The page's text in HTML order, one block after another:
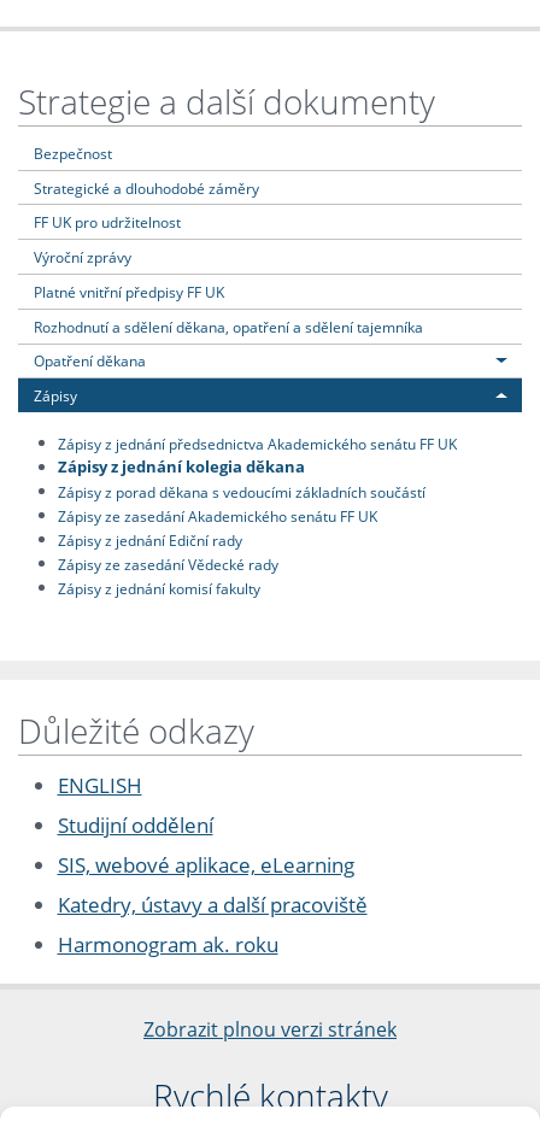
Strategie a další dokumenty
Bezpečnost
Strategické a dlouhodobé záměry
FF UK pro udržitelnost
Výroční zprávy
Platné vnitřní předpisy FF UK
Rozhodnutí a sdělení děkana, opatření a sdělení tajemníka
Opatření děkana
Zápisy
Zápisy z jednání předsednictva Akademického senátu FF UK
Zápisy z jednání kolegia děkana
Zápisy z porad děkana s vedoucími základních součástí
Zápisy ze zasedání Akademického senátu FF UK
Zápisy z jednání Ediční rady
Zápisy ze zasedání Vědecké rady
Zápisy z jednání komisí fakulty
Důležité odkazy
ENGLISH
Studijní oddělení
SIS, webové aplikace, eLearning
Katedry, ústavy a další pracoviště
Harmonogram ak. roku
Zobrazit plnou verzi stránek
Rychlé kontakty